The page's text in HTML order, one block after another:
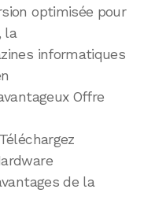
optimisée pour
la
informatiques
Offre
de la